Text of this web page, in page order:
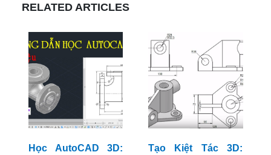
RELATED ARTICLES
Học AutoCAD 3D:
Tạo Kiệt Tác 3D: